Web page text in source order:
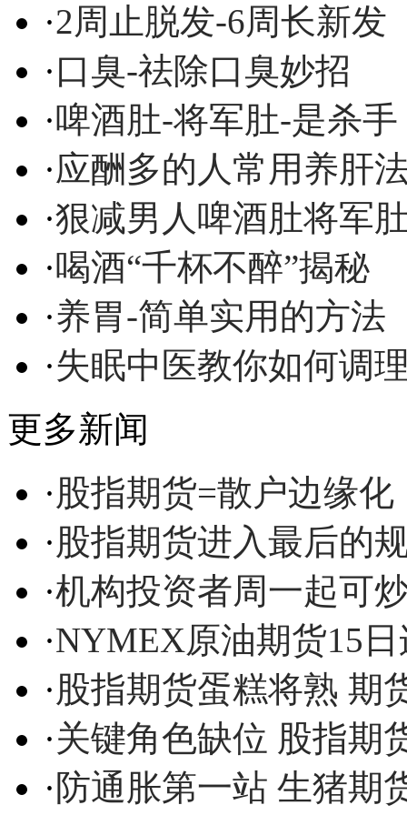
·2周止脱发-6周长新发
·口臭-祛除口臭妙招
·啤酒肚-将军肚-是杀手
·应酬多的人常用养肝
·狠减男人啤酒肚将军
·喝酒“千杯不醉”揭秘
·养胃-简单实用的方法
·失眠中医教你如何调
更多新闻
·股指期货=散户边缘化
·股指期货进入最后的
·机构投资者周一起可
·NYMEX原油期货15
·股指期货蛋糕将熟 期
·关键角色缺位 股指期
· 防通胀第一站 生猪期